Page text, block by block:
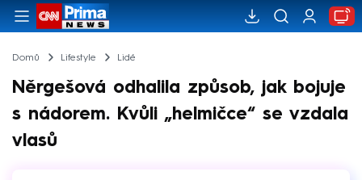
Domů Lifestyle Lidé
Něrgešová odhalila způsob, jak bojuje
s nádorem. Kvůli „helmičce“ se vzdala
vlasů